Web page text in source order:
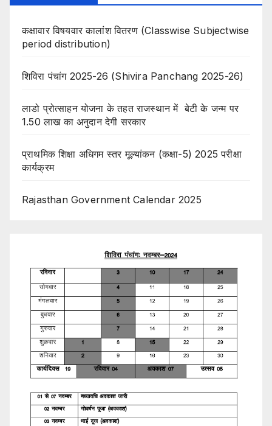
कक्षावार विषयवार कालांश वितरण (Classwise Subjectwise
period distribution)
शिविरा पंचांग 2025-26 (Shivira Panchang 2025-26)
लाडो प्रोत्साहन योजना के तहत राजस्थान में बेटी के जन्म पर
1.50 लाख का अनुदान देगी सरकार
प्राथमिक शिक्षा अधिगम स्तर मूल्यांकन (कक्षा-5) 2025 परीक्षा
कार्यक्रम
Rajasthan Government Calendar 2025